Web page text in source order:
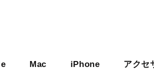
Mac iPhone アクセ